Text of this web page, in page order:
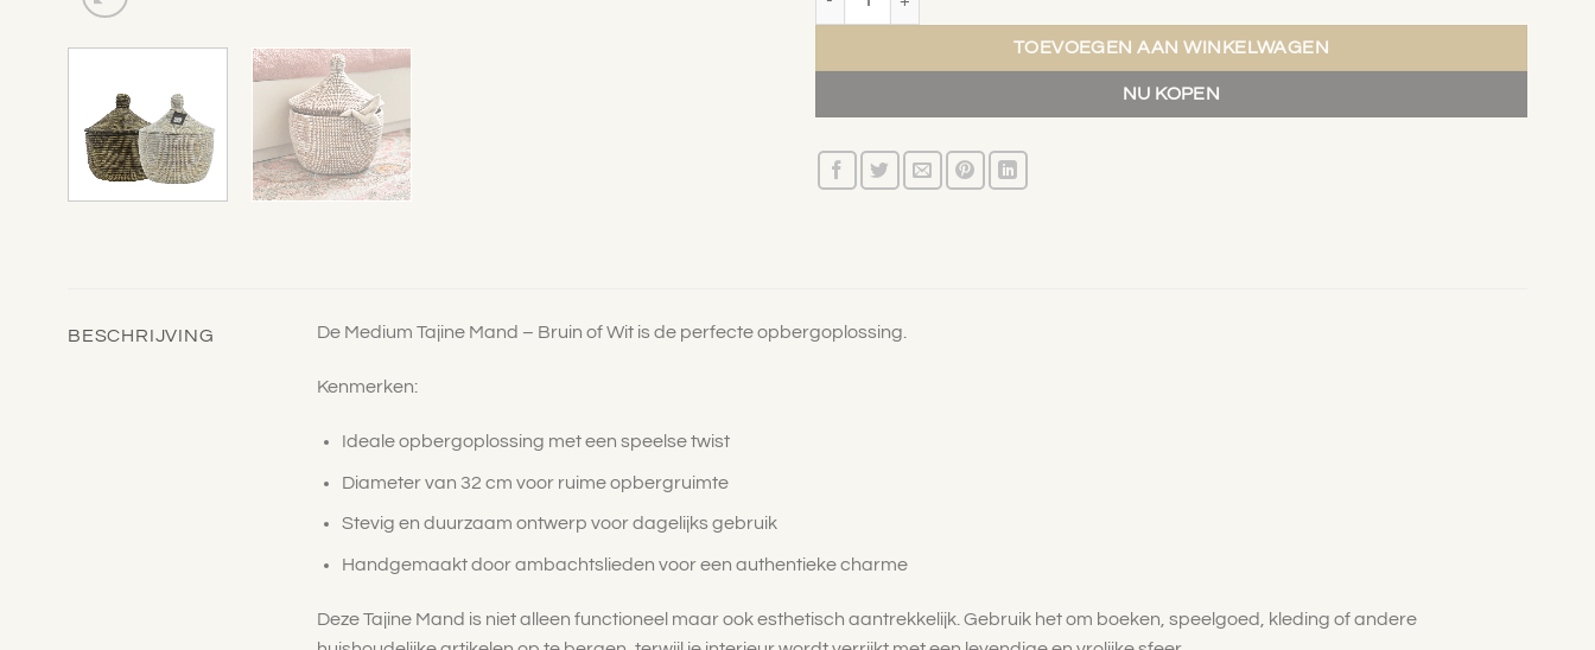
TOEVOEGEN AAN WINKELWAGEN
NU KOPEN
BESCHRIJVING De Medium Tajine Mand – Bruin of Wit is de perfecte opbergoplossing.
Kenmerken:
Ideale opbergoplossing met een speelse twist
Diameter van 32 cm voor ruime opbergruimte
Stevig en duurzaam ontwerp voor dagelijks gebruik
Handgemaakt door ambachtslieden voor een authentieke charme
Deze Tajine Mand is niet alleen functioneel maar ook esthetisch aantrekkelijk. Gebruik het om boeken, speelgoed, kleding of andere